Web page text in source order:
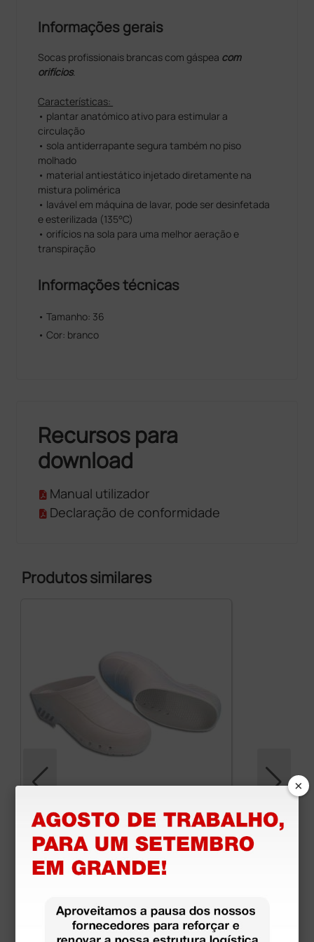
Informações gerais
Socas profissionais brancas com gáspea com
orifícios.
Características:
• plantar anatómico ativo para estimular a
circulação
• sola antiderrapante segura também no piso
molhado
• material antiestático injetado diretamente na
mistura polimérica
• lavável em máquina de lavar, pode ser desinfetada
e esterilizada (135°C)
• orifícios na sola para uma melhor aeração e
transpiração
Informações técnicas
• Tamanho: 36
• Cor: branco
Recursos para
download
Manual utilizador
Declaração de conformidade
Produtos similares
Socas brancas sem orifícios - 36
21,76 €25,60 €
1 par
×